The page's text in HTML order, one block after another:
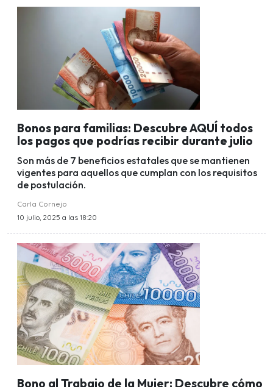
Bonos para familias: Descubre AQUÍ todos
los pagos que podrías recibir durante julio
Son más de 7 beneficios estatales que se mantienen
vigentes para aquellos que cumplan con los requisitos
de postulación.
Carla Cornejo
10 julio, 2025 a las 18:20
Bono al Trabajo de la Mujer: Descubre cómo